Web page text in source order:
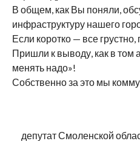
В общем, как Вы поняли,
инфраструктуру нашего
Если коротко — все грустно,
Пришли к выводу, как в том
менять надо»!
Собственно за это мы
депутат Смоленской